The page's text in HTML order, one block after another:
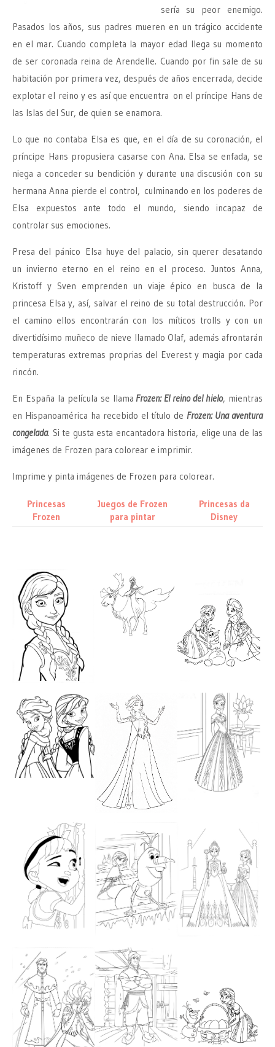
sería su peor enemigo.
Pasados los años, sus padres mueren en un trágico accidente
en el mar. Cuando completa la mayor edad llega su momento
de ser coronada reina de Arendelle. Cuando por fin sale de su
habitación por primera vez, después de años encerrada, decide
explotar el reino y es así que encuentra on el príncipe Hans de
las Islas del Sur, de quien se enamora.
Lo que no contaba Elsa es que, en el día de su coronación, el
príncipe Hans propusiera casarse con Ana. Elsa se enfada, se
niega a conceder su bendición y durante una discusión con su
hermana Anna pierde el control, culminando en los poderes de
Elsa expuestos ante todo el mundo, siendo incapaz de
controlar sus emociones.
Presa del pánico Elsa huye del palacio, sin querer desatando
un invierno eterno en el reino en el proceso. Juntos Anna,
Kristoff y Sven emprenden un viaje épico en busca de la
princesa Elsa y, así, salvar el reino de su total destrucción. Por
el camino ellos encontrarán con los míticos trolls y con un
divertidísimo muñeco de nieve llamado Olaf, además afrontarán
temperaturas extremas proprias del Everest y magia por cada
rincón.
En España la película se llama Frozen: El reino del hielo, mientras
en Hispanoamérica ha recebido el título de Frozen: Una aventura
congelada. Si te gusta esta encantadora historia, elige una de las
imágenes de Frozen para colorear e imprimir.
Imprime y pinta imágenes de Frozen para colorear.
Princesas
Frozen
Juegos de Frozen
para pintar
Princesas da
Disney